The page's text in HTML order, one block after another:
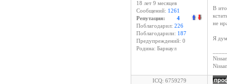
18 лет 9 месяцев
Сообщений: 1261
Репутация: 4
Поблагодарил: 226
Поблагодарили: 187
Предупреждений: 0
Родина: Барнаул
В
не
Я
ICQ: 6759279